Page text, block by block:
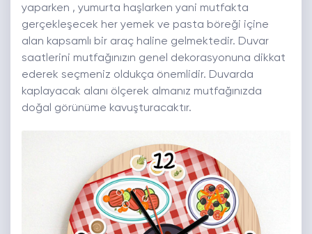
yaparken , yumurta haşlarken yani mutfakta
gerçekleşecek her yemek ve pasta böreği içine
alan kapsamlı bir araç haline gelmektedir. Duvar
saatlerini mutfağınızın genel dekorasyonuna dikkat
ederek seçmeniz oldukça önemlidir. Duvarda
kaplayacak alanı ölçerek almanız mutfağınızda
doğal görünüme kavuşturacaktır.